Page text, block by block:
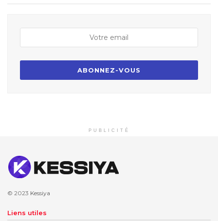
PUBLICITÉ
© 2023 Kessiya
Liens utiles